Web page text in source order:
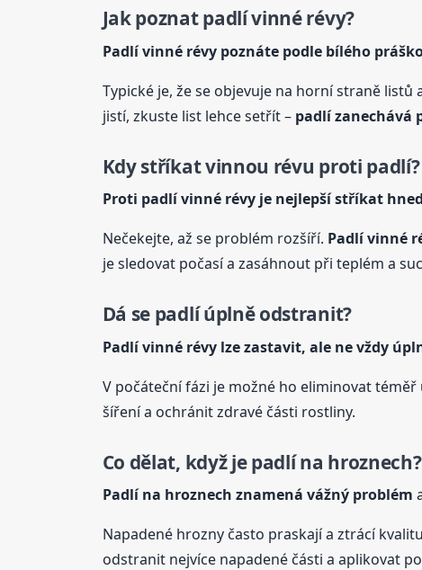
Jak poznat padlívinnérévy?
Padlívinné révypoznáte podle bílého
Typické je, že se objevuje na horní straně listů
jistí, zkuste list lehce setřít – padlí zanechává
Kdy stříkat vinnou révu proti padlí?
Proti padlívinné révyje nejlepší stříkat
Nečekejte, až se problém rozšíří. Padlívinné
je sledovat počasí a zasáhnout při teplém a
Dá se padlí úplně odstranit?
Padlívinné révylze zastavit, ale ne vždy
V počáteční fázi je možné ho eliminovat téměř
šíření a ochránit zdravé části rostliny.
Co dělat, když je padlí na hroznech?
Padlí na hroznech znamená vážný problém
Napadené hrozny často praskají a ztrácí
odstranit nejvíce napadené části a aplikovat